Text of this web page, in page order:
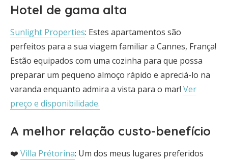
Hotel de gama alta
Sunlight Properties: Estes apartamentos são
perfeitos para a sua viagem familiar a Cannes, França!
Estão equipados com uma cozinha para que possa
preparar um pequeno almoço rápido e apreciá-lo na
varanda enquanto admira a vista para o mar! Ver
preço e disponibilidade.
A melhor relação custo-benefício
❤️ Villa Prétorina: Um dos meus lugares preferidos